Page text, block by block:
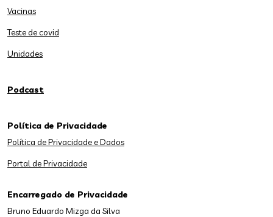
Vacinas
Teste de covid
Unidades
Podcast
Política de Privacidade
Política de Privacidade e Dados
Portal de Privacidade
Encarregado de Privacidade
Bruno Eduardo Mizga da Silva